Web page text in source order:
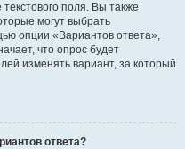
поля. Вы также
могут выбрать
опции «Вариантов ответа»,
что опрос будет
изменять вариант, за который
ответа?